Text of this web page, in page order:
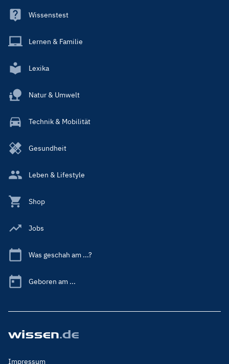
Wissenstest
Lernen & Familie
Lexika
Natur & Umwelt
Technik & Mobilität
Gesundheit
Leben & Lifestyle
Shop
Jobs
Was geschah am ...?
Geboren am ...
Footer
Impressum